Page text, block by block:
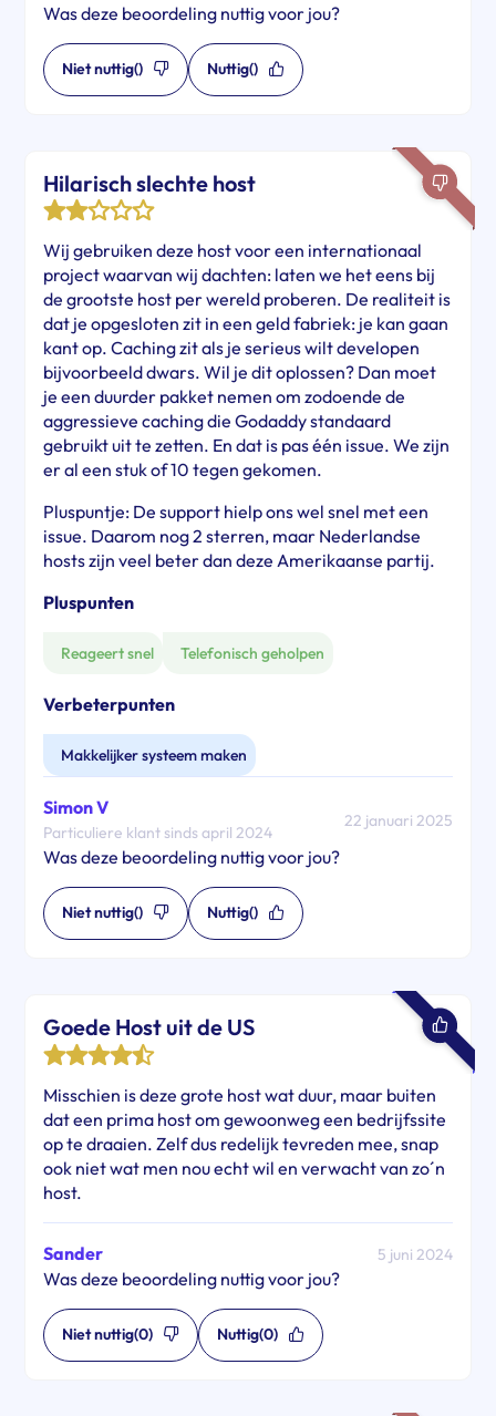
Was deze beoordeling nuttig voor jou?
Niet nuttig() Nuttig()
Hilarisch slechte host
Wij gebruiken deze host voor een internationaal
project waarvan wij dachten: laten we het eens bij
de grootste host per wereld proberen. De realiteit is
dat je opgesloten zit in een geld fabriek: je kan gaan
kant op. Caching zit als je serieus wilt developen
bijvoorbeeld dwars. Wil je dit oplossen? Dan moet
je een duurder pakket nemen om zodoende de
aggressieve caching die Godaddy standaard
gebruikt uit te zetten. En dat is pas één issue. We zijn
er al een stuk of 10 tegen gekomen.
Pluspuntje: De support hielp ons wel snel met een
issue. Daarom nog 2 sterren, maar Nederlandse
hosts zijn veel beter dan deze Amerikaanse partij.
Pluspunten
Reageert snel Telefonisch geholpen
Verbeterpunten
Makkelijker systeem maken
Simon V
Particuliere klant sinds april 2024
22 januari 2025
Was deze beoordeling nuttig voor jou?
Niet nuttig() Nuttig()
Goede Host uit de US
Misschien is deze grote host wat duur, maar buiten
dat een prima host om gewoonweg een bedrijfssite
op te draaien. Zelf dus redelijk tevreden mee, snap
ook niet wat men nou echt wil en verwacht van zo´n
host.
Sander 5 juni 2024
Was deze beoordeling nuttig voor jou?
Niet nuttig(0) Nuttig(0)